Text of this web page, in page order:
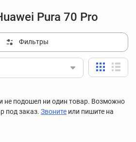
Pura 70 Pro
Фильтры
не подошел ни один товар. Возможно
под заказ. Звоните или пишите на